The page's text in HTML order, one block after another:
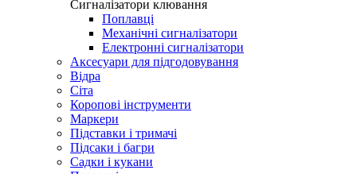
Сигналізатори клювання
Поплавці
Механічні сигналізатори
Електронні сигналізатори
Аксесуари для підгодовування
Відра
Сіта
Коропові інструменти
Маркери
Підставки і тримачі
Підсаки і багри
Садки і кукани